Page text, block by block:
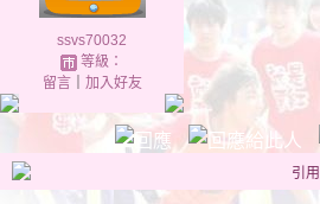
ssvs70032
等級：
留言｜ 加入好友
引